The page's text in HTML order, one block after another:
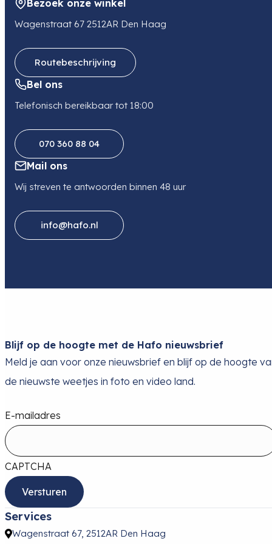
E-mail
media-distribution-nl@videndum.com
Bezoek onze winkel
Wagenstraat 67 2512AR Den Haag
Routebeschrijving
Bel ons
Telefonisch bereikbaar tot 18:00
070 360 88 04
Mail ons
Wij streven te antwoorden binnen 48 uur
info@hafo.nl
Blijf op de hoogte met de Hafo nieuwsbrief
Meld je aan voor onze nieuwsbrief en blijf op de hoogte
de nieuwste weetjes in foto en video land.
E-mailadres
CAPTCHA
Services
Wagenstraat 67, 2512AR Den Haag